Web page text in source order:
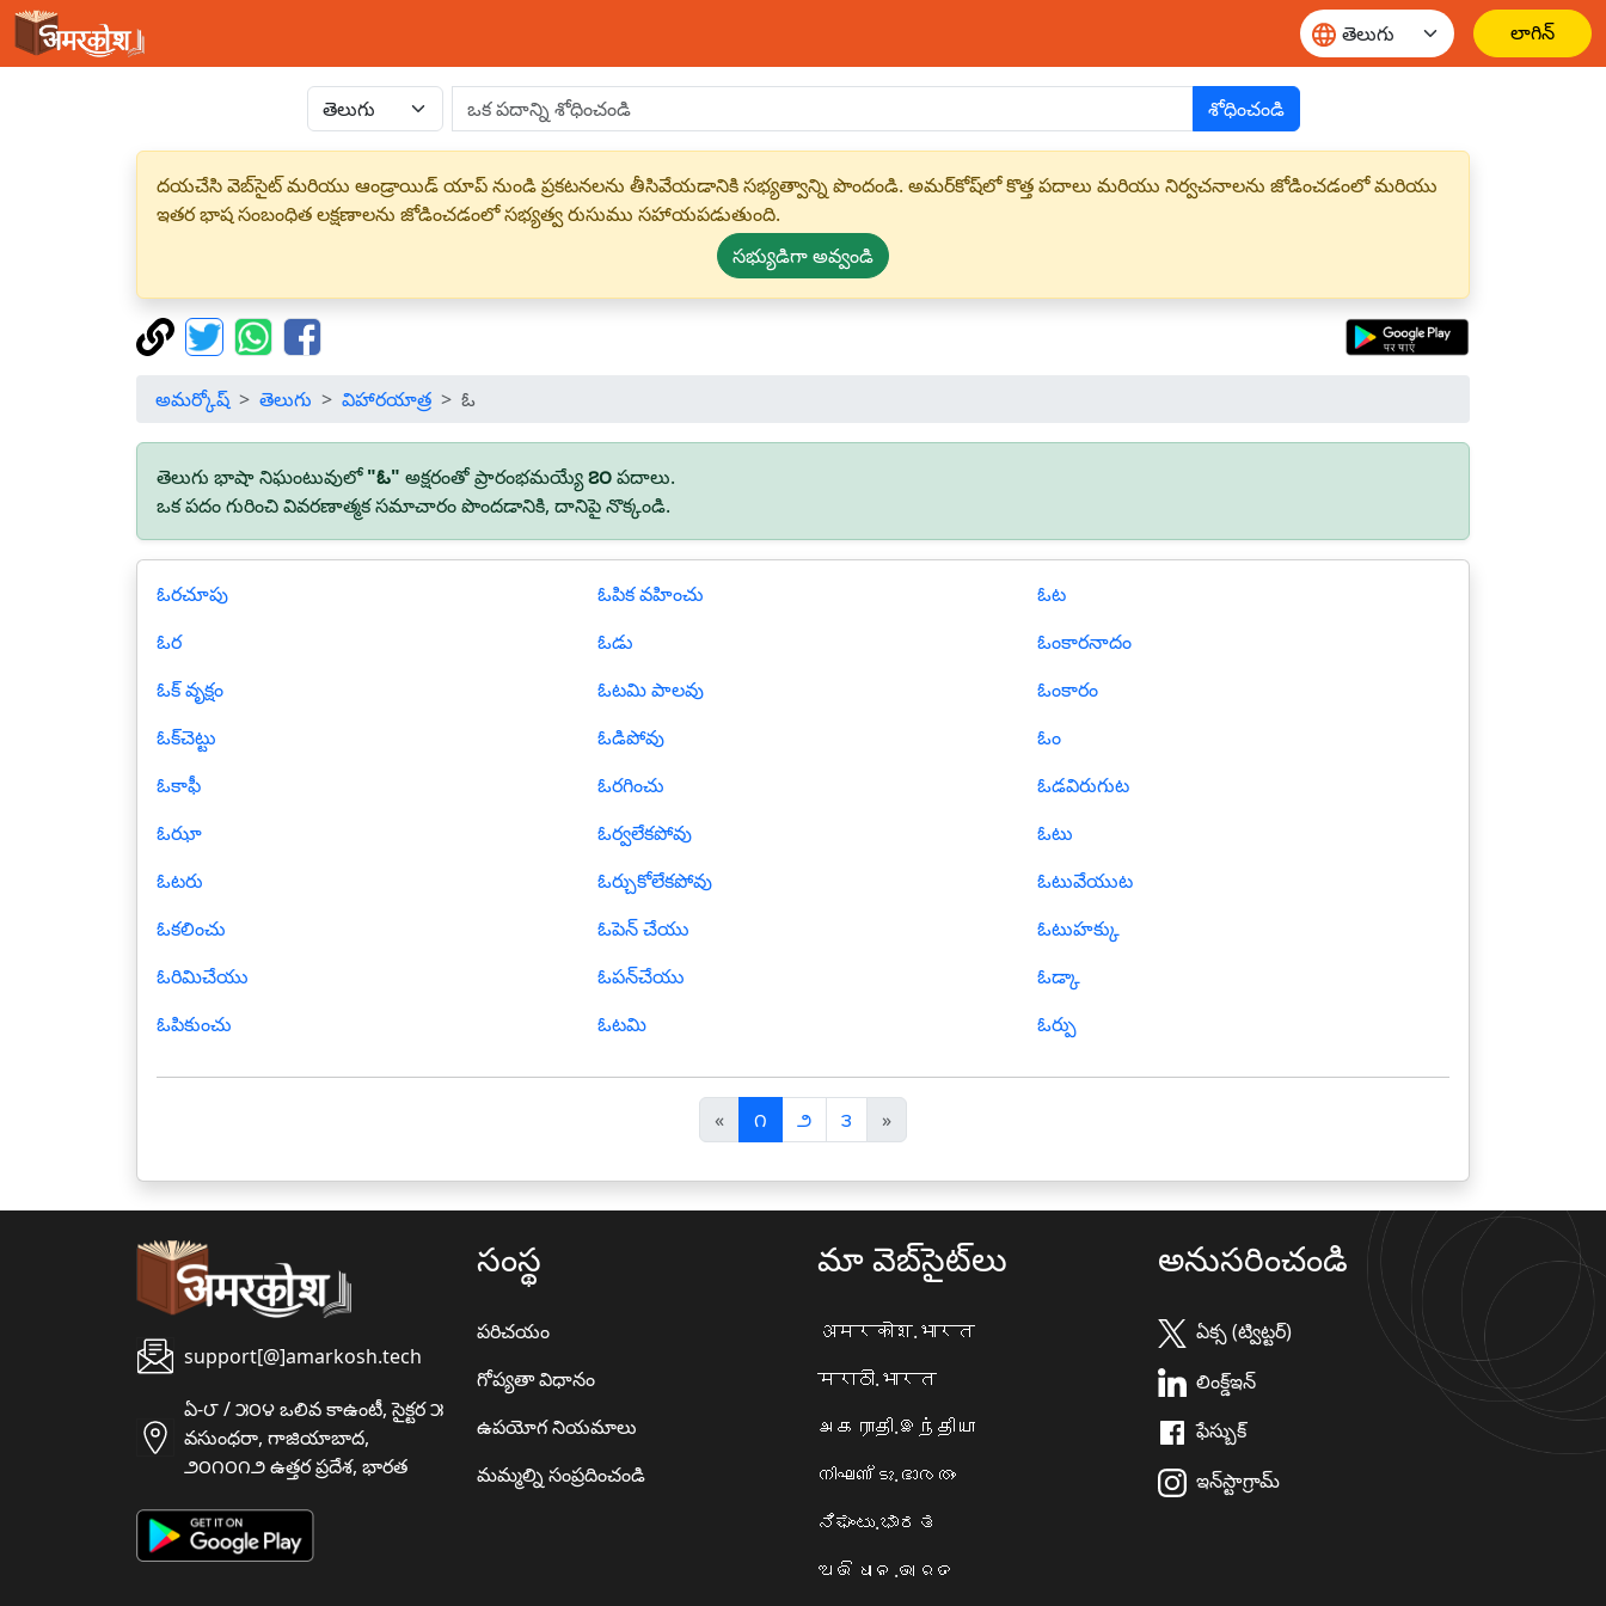
లాగిన్
శోధించండి
దయచేసి వెబ్‌సైట్ మరియు ఆండ్రాయిడ్ యాప్ నుండి ప్రకటనలను తీసివేయడానికి సభ్యత్వాన్ని పొందండి. అమర్‌కోష్‌లో కొత్త పదాలు మరియు నిర్వచనాలను జోడించడంలో మరియు
ఇతర భాష సంబంధిత లక్షణాలను జోడించడంలో సభ్యత్వ రుసుము సహాయపడుతుంది.
సభ్యుడిగా అవ్వండి
అమర్కోష్ తెలుగు విహారయాత్ర ఓ
తెలుగు భాషా నిఘంటువులో"ఓ" అక్షరంతో ప్రారంభమయ్యే౭౦పదాలు.
ఒక పదం గురించి వివరణాత్మక సమాచారం పొందడానికి, దానిపై నొక్కండి.
ఓరచూపు
ఓర
ఓక్ వృక్షం
ఓక్‍చెట్టు
ఓకాఫీ
ఓఝా
ఓటరు
ఓకలించు
ఓరిమిచేయు
ఓపికుంచు
ఓపిక వహించు
ఓడు
ఓటమి పాలవు
ఓడిపోవు
ఓరగించు
ఓర్వలేకపోవు
ఓర్చుకోలేకపోవు
ఓపెన్ చేయు
ఓపన్‍చేయు
ఓటమి
ఓట
ఓంకారనాదం
ఓంకారం
ఓం
ఓడవిరుగుట
ఓటు
ఓటువేయుట
ఓటుహక్కు
ఓడ్కా
ఓర్పు
«पि
छ
ला
౧ ౨ ౩ »अ
ग
ला
support[@]amarkosh.tech
ఏ-౮ / ౫౦౪ ఒలివ కాఉంటీ, సైక్టర ౫
వసుంధరా, గాజియాబాద,
౨౦౧౦౧౨ ఉత్తర ప్రదేశ, భారత
సంస్థ
పరిచయం
గోప్యతా విధానం
ఉపయోగ నియమాలు
మమ్మల్ని సంప్రదించండి
మా వెబ్‌సైట్‌లు
अमरकोश.भारत
मराठी.भारत
அகராதி.இந்தியா
നിഘണ്ടു.ഭാരതം
ನಿಘಂಟು.ಭಾರತ
ଅଭିଧାନ.ଭାରତ
అనుసరించండి
ఏక్స (ట్విట్టర్)
లింక్డ్ఇన్
ఫేస్బుక్
ఇన్‌స్టాగ్రామ్